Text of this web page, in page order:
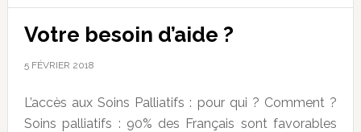
Votre besoin d’aide ?
5 FÉVRIER 2018
L’accès aux Soins Palliatifs : pour qui ? Comment ?
Soins palliatifs : 90% des Français sont favorables